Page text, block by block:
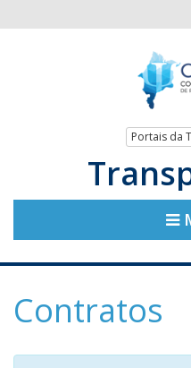
Portais da
Contratos